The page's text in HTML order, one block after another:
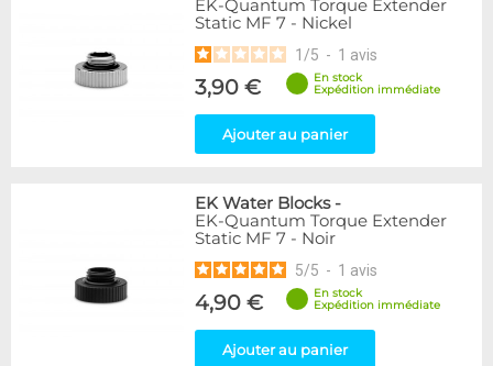
EK-Quantum Torque Extender
Static MF 7 - Nickel
1 /5 - 1 avis
3,90 €
En stock
Expédition immédiate
Ajouter au panier
EK Water Blocks-
EK-Quantum Torque Extender
Static MF 7 - Noir
5/5 - 1 avis
4,90 €
En stock
Expédition immédiate
Ajouter au panier